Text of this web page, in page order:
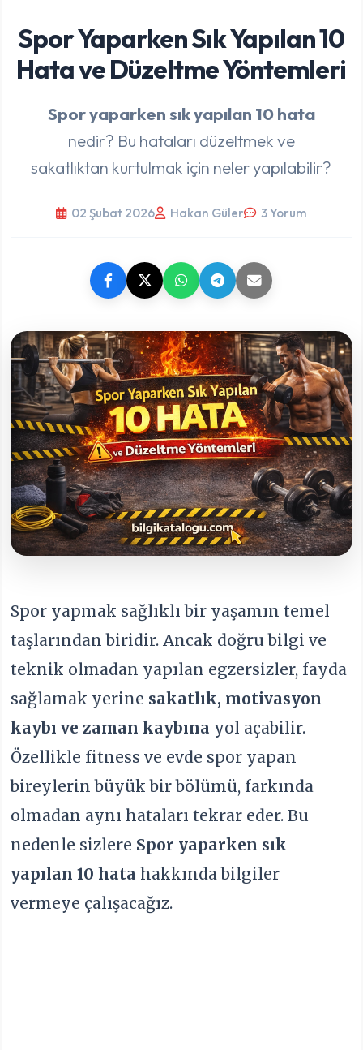
Spor Yaparken Sık Yapılan 10
Hata ve Düzeltme Yöntemleri
Spor yaparken sık yapılan 10 hata
nedir? Bu hataları düzeltmek ve
sakatlıktan kurtulmak için neler yapılabilir?
02 Şubat 2026 Hakan Güler 3 Yorum
Spor yapmak sağlıklı bir yaşamın temel
taşlarından biridir. Ancak doğru bilgi ve
teknik olmadan yapılan egzersizler, fayda
sağlamak yerine sakatlık, motivasyon
kaybı ve zaman kaybına yol açabilir.
Özellikle fitness ve evde spor yapan
bireylerin büyük bir bölümü, farkında
olmadan aynı hataları tekrar eder. Bu
nedenle sizlere Spor yaparken sık
yapılan 10 hatahakkında bilgiler
vermeye çalışacağız.